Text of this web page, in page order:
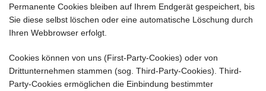
Permanente Cookies bleiben auf Ihrem Endgerät gespeichert, bis
Sie diese selbst löschen oder eine automatische Löschung durch
Ihren Webbrowser erfolgt.
Cookies können von uns (First-Party-Cookies) oder von
Drittunternehmen stammen (sog. Third-Party-Cookies). Third-
Party-Cookies ermöglichen die Einbindung bestimmter